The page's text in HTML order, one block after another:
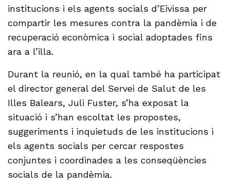
institucions i els agents socials d’Eivissa per
compartir les mesures contra la pandèmia i de
recuperació econòmica i social adoptades fins
ara a l’illa.
Durant la reunió, en la qual també ha participat
el director general del Servei de Salut de les
Illes Balears, Juli Fuster, s’ha exposat la
situació i s’han escoltat les propostes,
suggeriments i inquietuds de les institucions i
els agents socials per cercar respostes
conjuntes i coordinades a les conseqüències
socials de la pandèmia.